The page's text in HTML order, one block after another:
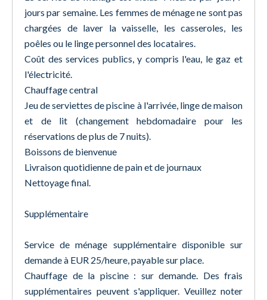
jours par semaine. Les femmes de ménage ne sont pas
chargées de laver la vaisselle, les casseroles, les
poêles ou le linge personnel des locataires.
Coût des services publics, y compris l'eau, le gaz et
l'électricité.
Chauffage central
Jeu de serviettes de piscine à l'arrivée, linge de maison
et de lit (changement hebdomadaire pour les
réservations de plus de 7 nuits).
Boissons de bienvenue
Livraison quotidienne de pain et de journaux
Nettoyage final.
Supplémentaire
Service de ménage supplémentaire disponible sur
demande à EUR 25/heure, payable sur place.
Chauffage de la piscine : sur demande. Des frais
supplémentaires peuvent s'appliquer. Veuillez noter